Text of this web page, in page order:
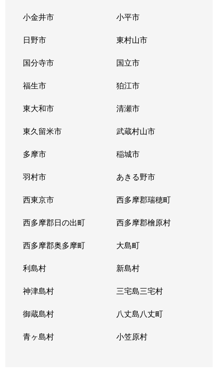
小金井市 小平市
日野市 東村山市
国分寺市 国立市
福生市 狛江市
東大和市 清瀬市
東久留米市 武蔵村山市
多摩市 稲城市
羽村市 あきる野市
西東京市 西多摩郡瑞穂町
西多摩郡日の出町 西多摩郡檜原村
西多摩郡奥多摩町 大島町
利島村 新島村
神津島村 三宅島三宅村
御蔵島村 八丈島八丈町
青ヶ島村 小笠原村